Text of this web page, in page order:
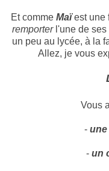
Et comme Maïest une
remporterl'une de ses
un peu au lycée, à la
Allez, je vous
Vous
- une
- un